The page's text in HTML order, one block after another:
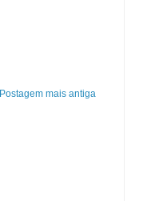
Postagem mais antiga